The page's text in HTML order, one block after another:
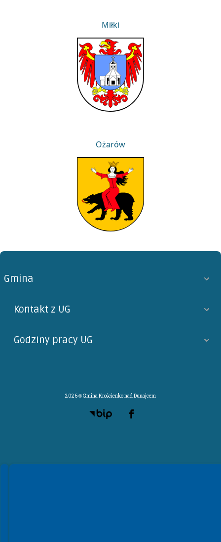
Miłki
Miłki
Ożarów
Ożarów
Gmina
Kontakt z UG
Godziny pracy UG
2026 © Gmina Krościenko nad Dunajcem
Spełniamy standardy WCAG 2.2
Spełniamy standardy W3C